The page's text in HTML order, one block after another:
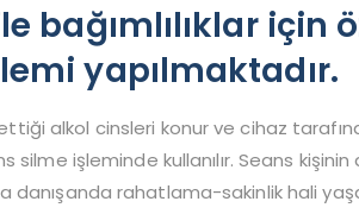
bağımlılıklar için
yapılmaktadır.
alkol cinsleri konur ve cihaz
işleminde kullanılır. Seans kişinin
danışanda rahatlama-sakinlik hali